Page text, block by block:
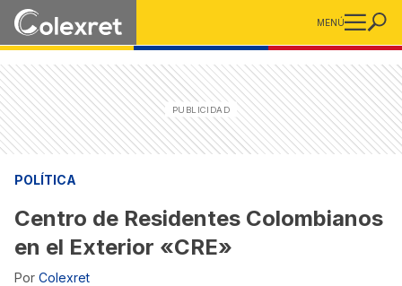
MENÚ
POLÍTICA
Centro de Residentes Colombianos
en el Exterior «CRE»
Por Colexret